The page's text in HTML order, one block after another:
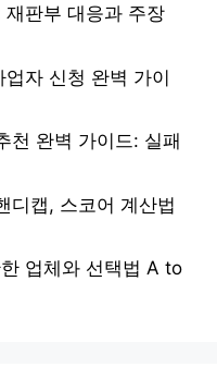
판부 대응과 주장
자 신청 완벽 가이
천 완벽 가이드: 실패
디캡, 스코어 계산법
업체와 선택법 A to